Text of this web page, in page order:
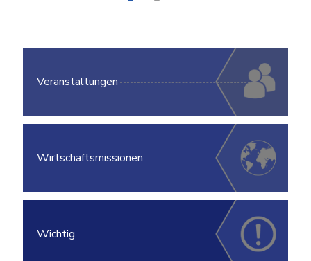
Veranstaltungen
Wirtschaftsmissionen
Wichtig